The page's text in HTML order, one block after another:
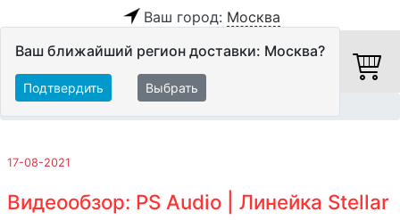
Ваш город: Москва
Ваш ближайший регион доставки: Москва?
Подтвердить Выбрать
17-08-2021
Видеообзор: PS Audio | Линейка Stellar